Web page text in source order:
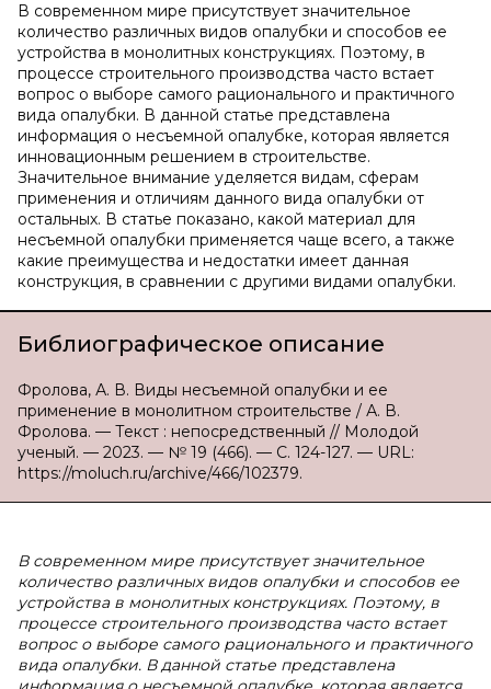
В современном мире присутствует значительное
количество различных видов опалубки и способов ее
устройства в монолитных конструкциях. Поэтому, в
процессе строительного производства часто встает
вопрос о выборе самого рационального и практичного
вида опалубки. В данной статье представлена
информация о несъемной опалубке, которая является
инновационным решением в строительстве.
Значительное внимание уделяется видам, сферам
применения и отличиям данного вида опалубки от
остальных. В статье показано, какой материал для
несъемной опалубки применяется чаще всего, а также
какие преимущества и недостатки имеет данная
конструкция, в сравнении с другими видами опалубки.
Библиографическое описание
Фролова, А. В. Виды несъемной опалубки и ее
применение в монолитном строительстве / А. В.
Фролова. — Текст : непосредственный // Молодой
ученый. — 2023. — № 19 (466). — С. 124-127. — URL:
https://moluch.ru/archive/466/102379.
В современном мире присутствует значительное
количество различных видов опалубки и способов ее
устройства в монолитных конструкциях. Поэтому, в
процессе строительного производства часто встает
вопрос о выборе самого рационального и практичного
вида опалубки. В данной статье представлена